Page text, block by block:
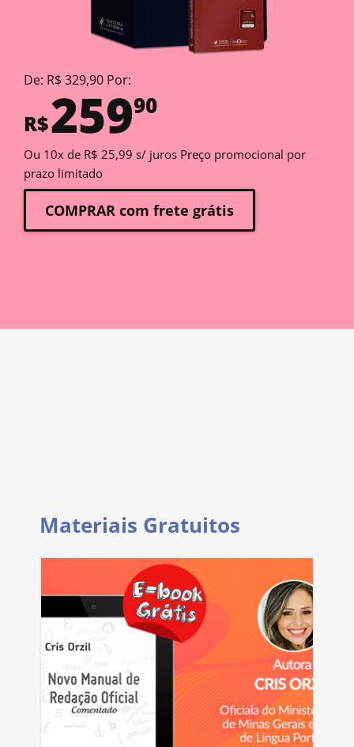
De: R$ 329,90 Por:
R$25990
Ou 10x de R$ 25,99 s/ juros Preço promocional por
prazo limitado
COMPRAR com frete grátis
Materiais Gratuitos